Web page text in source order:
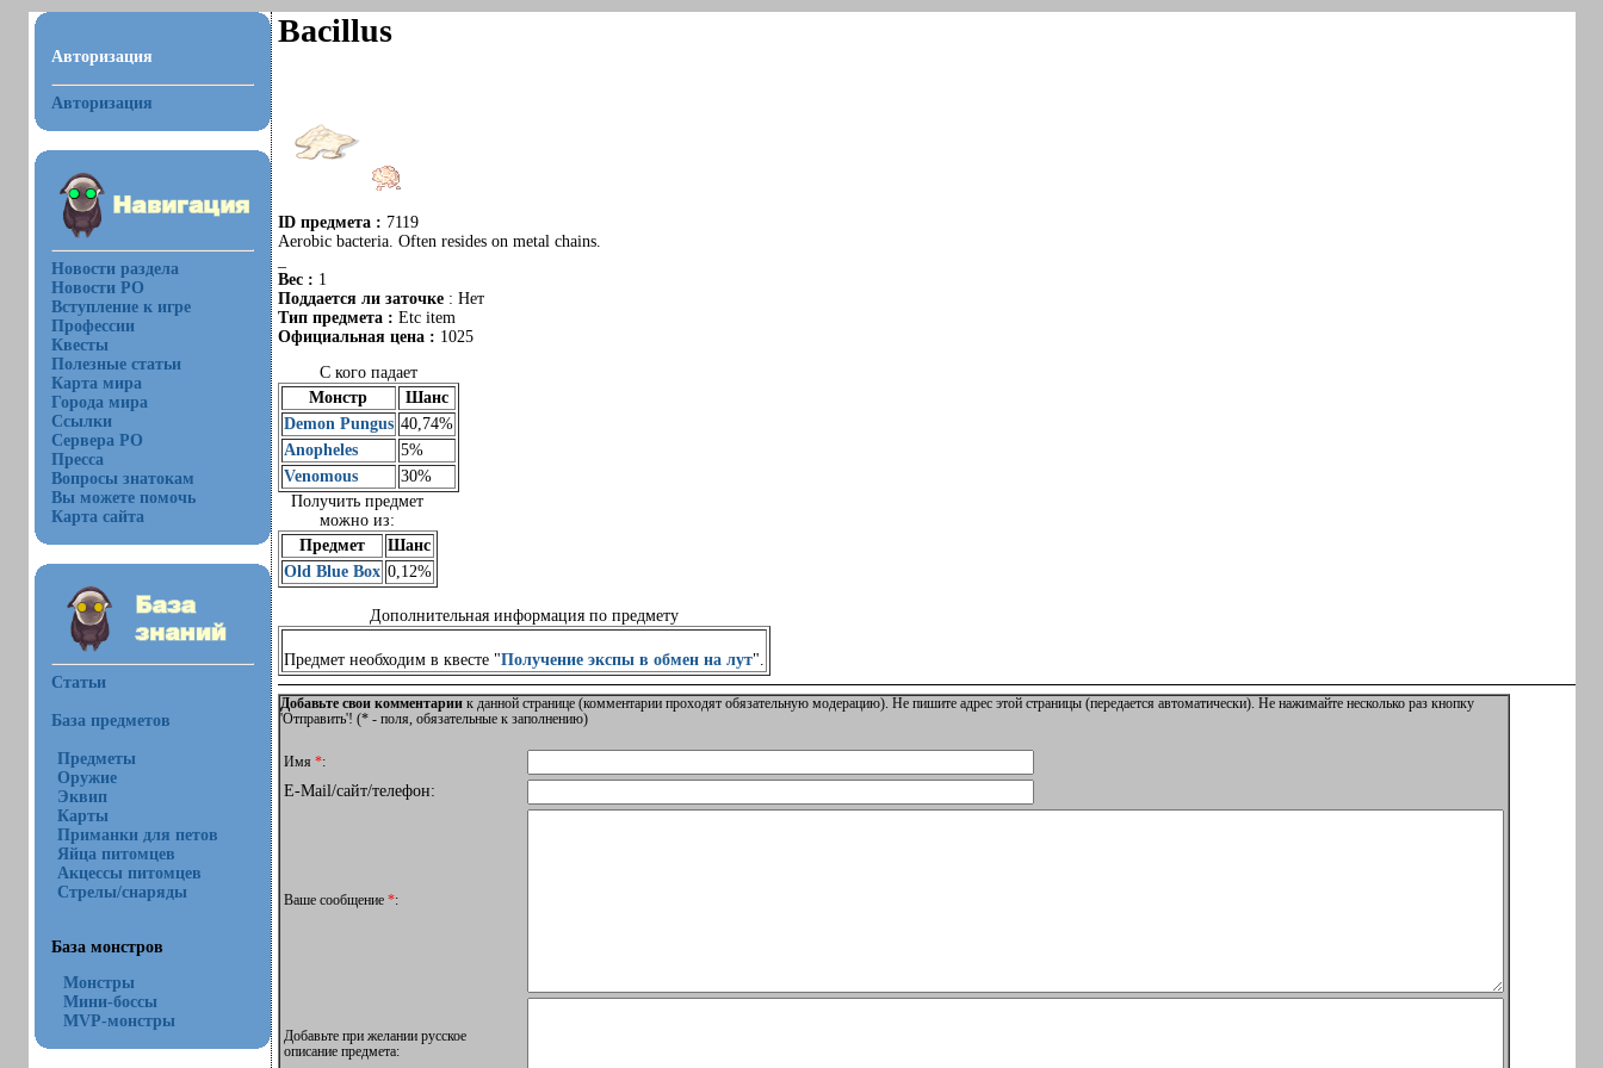
Авторизация
Авторизация
Новости раздела
Новости РО
Вступление к игре
Профессии
Квесты
Полезные статьи
Карта мира
Города мира
Ссылки
Сервера РО
Пресса
Вопросы знатокам
Вы можете помочь
Карта сайта
Статьи
База предметов
Предметы
Оружие
Эквип
Карты
Приманки для петов
Яйца питомцев
Акцессы питомцев
Стрелы/снаряды
База монстров
Монстры
Мини-боссы
MVP-монстры
Bacillus
ID предмета : 7119
Aerobic bacteria. Often resides on metal chains.
Вес : 1
Поддается ли заточке : Нет
Тип предмета : Etc item
Официальная цена : 1025
С кого падает
Монстр
Шанс
Demon Pungus 40,74%
Anopheles
5%
Venomous
30%
Получить предмет
можно из:
Предмет
Шанс
Old Blue Box 0,12%
Дополнительная информация по предмету
Предмет необходим в квесте "Получение экспы в обмен на лут".
Добавьте свои комментариик данной странице (комментарии проходят обязательную модерацию). Не пишите адрес этой страницы (передается автоматически). Не нажимайте несколько раз кнопку
'Отправить'! (*- поля, обязательные к заполнению)
Имя *:
E-Mail/сайт/телефон:
Ваше сообщение *:
Добавьте при желании русское
описание предмета: